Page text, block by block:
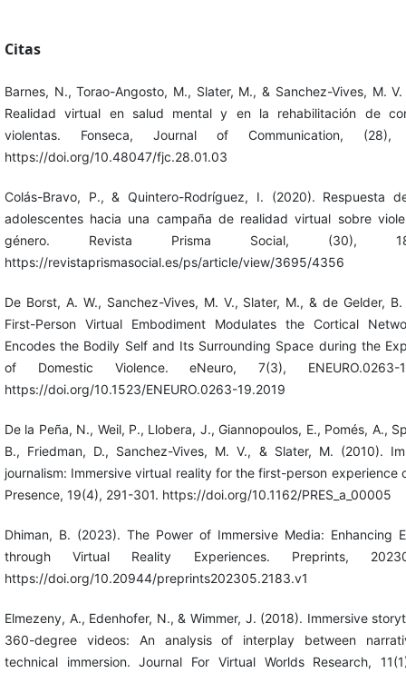
Citas
Barnes, N., Torao-Angosto, M., Slater, M., & Sanchez-Vives, M.
Realidad virtual en salud mental y en la rehabilitación de
violentas. Fonseca, Journal of Communication, (28),
https://doi.org/10.48047/fjc.28.01.03
Colás-Bravo, P., & Quintero-Rodríguez, I. (2020). Respuesta
adolescentes hacia una campaña de realidad virtual sobre
género. Revista Prisma Social, (30),
https://revistaprismasocial.es/ps/article/view/3695/4356
De Borst, A. W., Sanchez-Vives, M. V., Slater, M., & de Gelder,
First-Person Virtual Embodiment Modulates the Cortical
Encodes the Bodily Self and Its Surrounding Space during the
of Domestic Violence. eNeuro, 7(3), ENEURO.0263-
https://doi.org/10.1523/ENEURO.0263-19.2019
De la Peña, N., Weil, P., Llobera, J., Giannopoulos, E., Pomés, A.,
B., Friedman, D., Sanchez-Vives, M. V., & Slater, M. (2010).
journalism: Immersive virtual reality for the first-person experience
Presence, 19(4), 291-301. https://doi.org/10.1162/PRES_a_00005
Dhiman, B. (2023). The Power of Immersive Media: Enhancing
through Virtual Reality Experiences. Preprints,
https://doi.org/10.20944/preprints202305.2183.v1
Elmezeny, A., Edenhofer, N., & Wimmer, J. (2018). Immersive
360-degree videos: An analysis of interplay between
technical immersion. Journal For Virtual Worlds Research,